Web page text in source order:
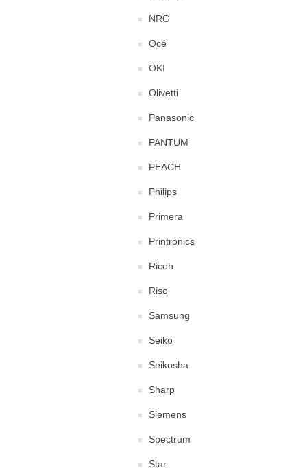
NRG
Océ
OKI
Olivetti
Panasonic
PANTUM
PEACH
Philips
Primera
Printronics
Ricoh
Riso
Samsung
Seiko
Seikosha
Sharp
Siemens
Spectrum
Star